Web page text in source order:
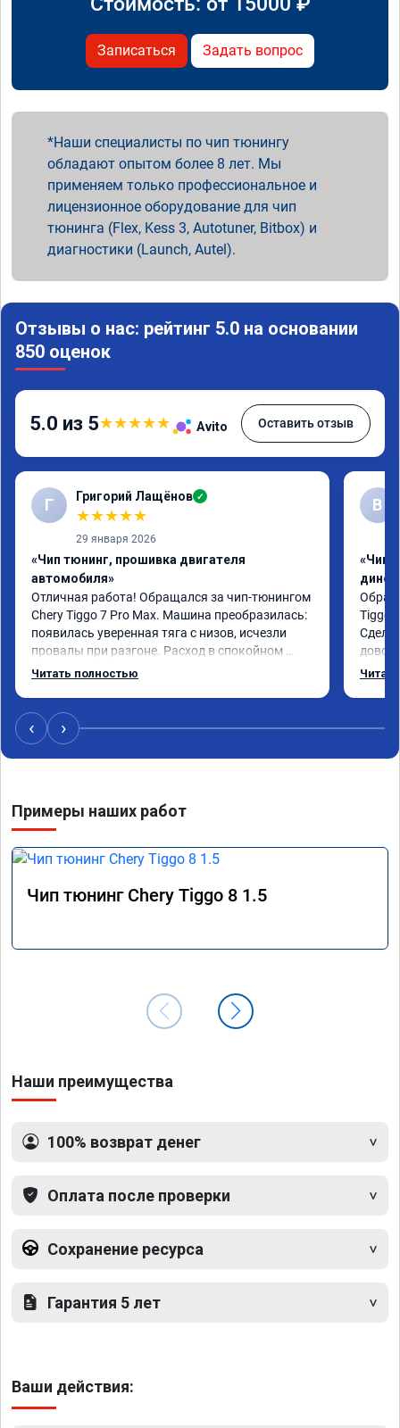
Записаться Задать вопрос
Наши специалисты по чип тюнингу
обладают опытом более 8 лет. Мы
применяем только профессиональное и
лицензионное оборудование для чип
тюнинга (Flex, Kess 3, Autotuner, Bitbox) и
диагностики (Launch, Autel).
Отзывы о нас: рейтинг 5.0 на основании
850 оценок
5.0 из 5★★★★★ Avito Оставить отзыв
Г Григорий Лащёнов ✓
★★★★★
29 января 2026
«Чип тюнинг, прошивка двигателя
автомобиля»
Отличная работа! Обращался за чип-тюнингом
Chery Tiggo 7 Pro Max. Машина преобразилась:
появилась уверенная тяга с низов, исчезли
провалы при разгоне. Расход в спокойном
режиме даже немного снизился. Все сделали
Читать полностью
В
«Чип
Tiggo
‹ ›
Примеры наших работ
Чип тюнинг Chery Tiggo 8 1.5
Наши преимущества
100% возврат денег
Оплата после проверки
Сохранение ресурса
Гарантия 5 лет
Ваши действия: